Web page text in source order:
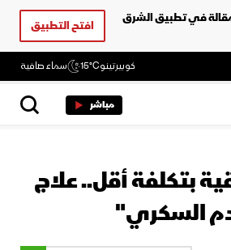
في تطبيق الشرق
افتح التطبيق
كوبيرتينو15°C سماء صافية
مباشر
بتكلفة أقل.. علاج
السكري"